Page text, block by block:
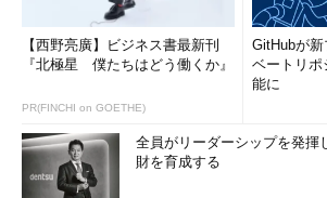
【西野亮廣】ビジネス書最新刊
『北極星 僕たちはどう働くか』
PR(FINCHI on GOETHE)
GitHubが
ベートリポ
能に
全員がリーダーシップを発揮
財を育成する